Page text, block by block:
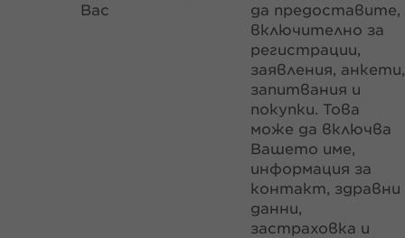
Вас
да предоставите,
включително за
регистрации,
заявления, анкети,
запитвания и
покупки. Това
може да включва
Вашето име,
информация за
контакт, здравни
данни,
застраховка и